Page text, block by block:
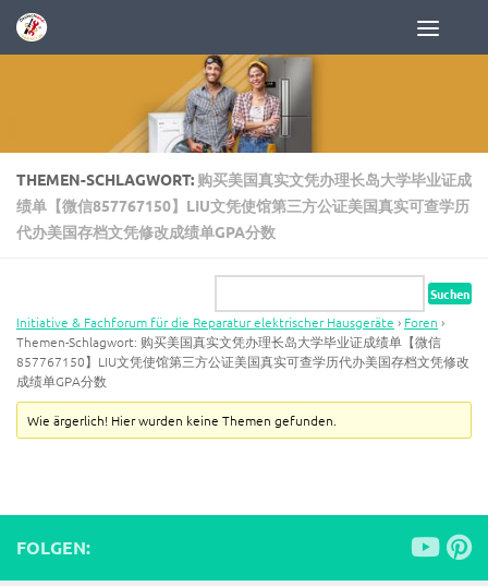
Zum Inhalt springen
THEMEN-SCHLAGWORT: 购买美国真实文凭办理长岛大学毕业证成
绩单【微信857767150】LIU文凭使馆第三方公证美国真实可查学历
代办美国存档文凭修改成绩单GPA分数
Initiative & Fachforum für die Reparatur elektrischer Hausgeräte › Foren ›
Themen-Schlagwort: 购买美国真实文凭办理长岛大学毕业证成绩单【微信
857767150】LIU文凭使馆第三方公证美国真实可查学历代办美国存档文凭修改
成绩单GPA分数
Wie ärgerlich! Hier wurden keine Themen gefunden.
FOLGEN: